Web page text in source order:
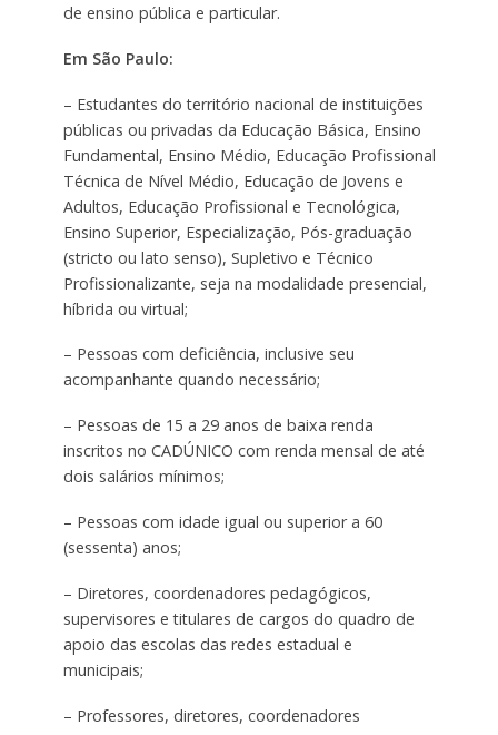
de ensino pública e particular.
Em São Paulo:
– Estudantes do território nacional de instituições
públicas ou privadas da Educação Básica, Ensino
Fundamental, Ensino Médio, Educação Profissional
Técnica de Nível Médio, Educação de Jovens e
Adultos, Educação Profissional e Tecnológica,
Ensino Superior, Especialização, Pós-graduação
(stricto ou lato senso), Supletivo e Técnico
Profissionalizante, seja na modalidade presencial,
híbrida ou virtual;
– Pessoas com deficiência, inclusive seu
acompanhante quando necessário;
– Pessoas de 15 a 29 anos de baixa renda
inscritos no CADÚNICO com renda mensal de até
dois salários mínimos;
– Pessoas com idade igual ou superior a 60
(sessenta) anos;
– Diretores, coordenadores pedagógicos,
supervisores e titulares de cargos do quadro de
apoio das escolas das redes estadual e
municipais;
– Professores, diretores, coordenadores